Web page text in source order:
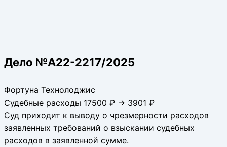
Дело №А22-2217/2025
Фортуна Технолоджис
Судебные расходы 17500 ₽ → 3901 ₽
Суд приходит к выводу о чрезмерности расходов
заявленных требований о взыскании судебных
расходов в заявленной сумме.